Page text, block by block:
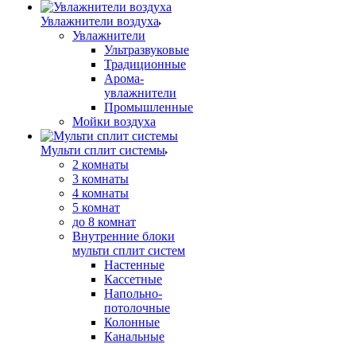
Увлажнители воздуха
Увлажнители
Ультразвуковые
Традиционные
Арома-
увлажнители
Промышленные
Мойки воздуха
Мульти сплит системы
2 комнаты
3 комнаты
4 комнаты
5 комнат
до 8 комнат
Внутренние блоки
мульти сплит систем
Настенные
Кассетные
Напольно-
потолочные
Колонные
Канальные